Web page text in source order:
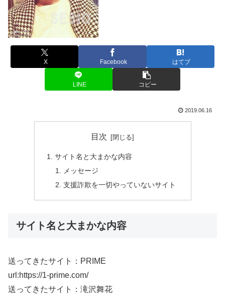
X Facebook はてブ
LINE コピー
2019.06.16
目次
サイト名と大まかな内容
メッセージ
支援詐欺を一切やっていないサイト
サイト名と大まかな内容
送ってきたサイト：PRIME
url:https://1-prime.com/
送ってきたサイト：滝沢舞花